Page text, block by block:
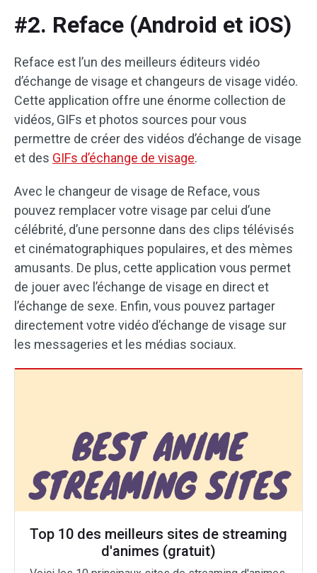
#2. Reface (Android et iOS)
Reface est l’un des meilleurs éditeurs vidéo
d’échange de visage et changeurs de visage vidéo.
Cette application offre une énorme collection de
vidéos, GIFs et photos sources pour vous
permettre de créer des vidéos d’échange de visage
et des GIFs d’échange de visage.
Avec le changeur de visage de Reface, vous
pouvez remplacer votre visage par celui d’une
célébrité, d’une personne dans des clips télévisés
et cinématographiques populaires, et des mèmes
amusants. De plus, cette application vous permet
de jouer avec l’échange de visage en direct et
l’échange de sexe. Enfin, vous pouvez partager
directement votre vidéo d’échange de visage sur
les messageries et les médias sociaux.
Top 10 des meilleurs sites de streaming
d'animes (gratuit)